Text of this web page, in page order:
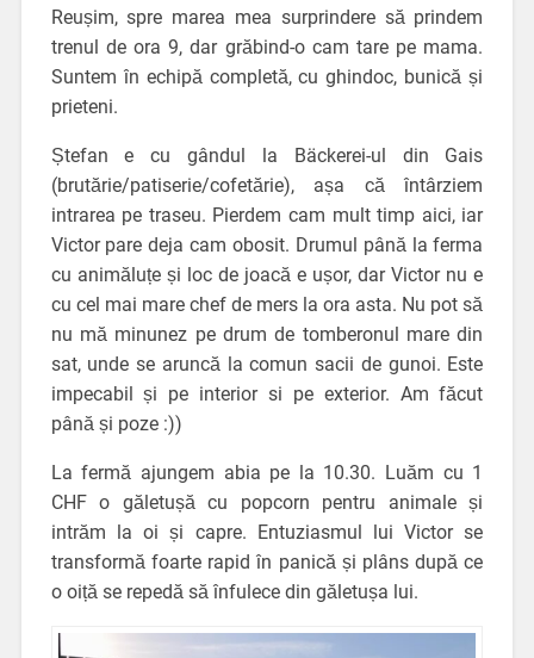
Reușim, spre marea mea surprindere să prindem
trenul de ora 9, dar grăbind-o cam tare pe mama.
Suntem în echipă completă, cu ghindoc, bunică și
prieteni.
Ștefan e cu gândul la Bäckerei-ul din Gais
(brutărie/patiserie/cofetărie), așa că întârziem
intrarea pe traseu. Pierdem cam mult timp aici, iar
Victor pare deja cam obosit. Drumul până la ferma
cu animăluțe și loc de joacă e ușor, dar Victor nu e
cu cel mai mare chef de mers la ora asta. Nu pot să
nu mă minunez pe drum de tomberonul mare din
sat, unde se aruncă la comun sacii de gunoi. Este
impecabil și pe interior si pe exterior. Am făcut
până și poze :))
La fermă ajungem abia pe la 10.30. Luăm cu 1
CHF o găletușă cu popcorn pentru animale și
intrăm la oi și capre. Entuziasmul lui Victor se
transformă foarte rapid în panică și plâns după ce
o oiță se repedă să înfulece din găletușa lui.